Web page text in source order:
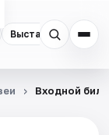
Выставки
Входной